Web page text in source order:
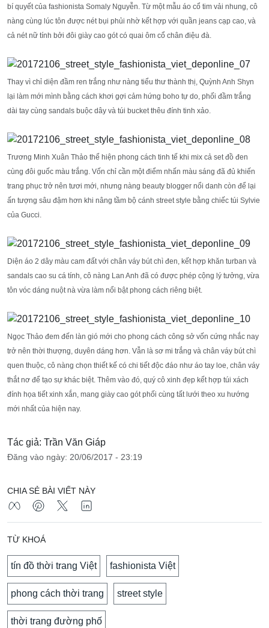
bí quyết của fashionista Somaly Nguyễn. Từ một mẫu áo cổ tim vải nhung, cô
nàng cùng lúc tôn được nét bụi phủi nhờ kết hợp với quần jeans cạp cao, và
cả nét nữ tính bởi đôi giày cao gót có quai ôm cổ chân điệu đà.
Thay vì chỉ diện đầm ren trắng như nàng tiểu thư thành thị, Quỳnh Anh Shyn
lại làm mới mình bằng cách khơi gợi cảm hứng boho tự do, phối đầm trắng
dài tay cùng sandals buộc dây và túi bucket thêu đính tinh xảo.
Trương Minh Xuân Thảo thể hiện phong cách tinh tế khi mix cả set đồ đen
cùng đôi guốc màu trắng. Vốn chỉ cần một điểm nhấn màu sáng đã đủ khiến
trang phục trở nên tươi mới, nhưng nàng beauty blogger nổi danh còn để lại
ấn tượng sâu đậm hơn khi nâng tầm bộ cánh street style bằng chiếc túi Sylvie
của Gucci.
Diện áo 2 dây màu cam đất với chân váy bút chì đen, kết hợp khăn turban và
sandals cao su cá tính, cô nàng Lan Anh đã có được phép cộng lý tưởng, vừa
tôn vóc dáng nuột nà vừa làm nổi bật phong cách riêng biệt.
Ngọc Thảo đem đến làn gió mới cho phong cách công sở vốn cứng nhắc nay
trở nên thời thượng, duyên dáng hơn. Vẫn là sơ mi trắng và chân váy bút chì
quen thuộc, cô nàng chọn thiết kế có chi tiết độc đáo như áo tay loe, chân váy
thắt nơ để tạo sự khác biệt. Thêm vào đó, quý cô xinh đẹp kết hợp túi xách
đính họa tiết xinh xắn, mang giày cao gót phối cùng tất lưới theo xu hướng
mới nhất của hiện nay.
Tác giả: Trần Văn Giáp
Đăng vào ngày: 20/06/2017 - 23:19
CHIA SẺ BÀI VIẾT NÀY
TỪ KHOÁ
tín đồ thời trang Việt fashionista Việt
phong cách thời trang street style
thời trang đường phố